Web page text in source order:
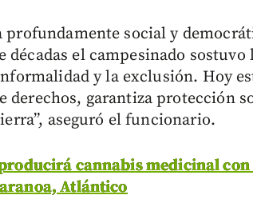
profundamente social y
el campesinado
y la exclusión. Hoy
derechos, garantiza protección
aseguró el funcionario.
cannabis medicinal
Atlántico